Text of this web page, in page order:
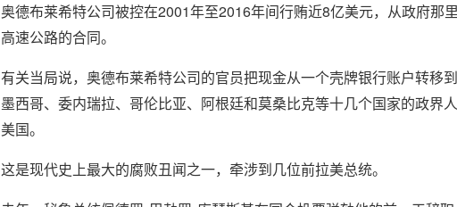
奥德布莱希特公司被控在2001年至2016年间行贿近8亿美元，从政府那
高速公路的合同。
有关当局说，奥德布莱希特公司的官员把现金从一个壳牌银行账户转移
墨西哥、委内瑞拉、哥伦比亚、阿根廷和莫桑比克等十几个国家的政界
美国。
这是现代史上最大的腐败丑闻之一，牵涉到几位前拉美总统。